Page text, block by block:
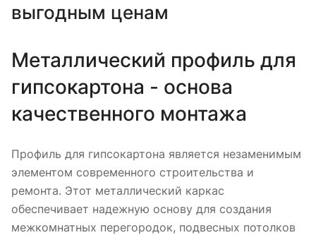
выгодным ценам
Металлический профиль для
гипсокартона - основа
качественного монтажа
Профиль для гипсокартона является незаменимым
элементом современного строительства и
ремонта. Этот металлический каркас
обеспечивает надежную основу для создания
межкомнатных перегородок, подвесных потолков